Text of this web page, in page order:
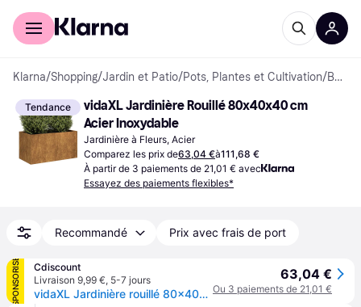
Acheter avec Klarna
Klarna/Shopping/Jardin et Patio/Pots, Plantes et Cultivation/ Bacs à Plantes Extérieur
Tendance
vidaXL Jardinière Rouillé 80x40x40 cm
Acier Inoxydable
Jardinière à Fleurs, Acier
Comparez les prix de63,04 €à111,68 €
À partir de 3 paiements de 21,01 € avec
Essayez des paiements flexibles*
Recommandé Prix avec frais de port
SPONSORISÉ
Cdiscount
Livraison 9,99 €, 5-7 jours
vidaXL Jardinière rouillé 80x40x40 cm acier inoxydable pot de fleurs support de plantes lit surélevé support de 860674 - Marron
63,04 €
Ou 3 paiements de 21,01 €